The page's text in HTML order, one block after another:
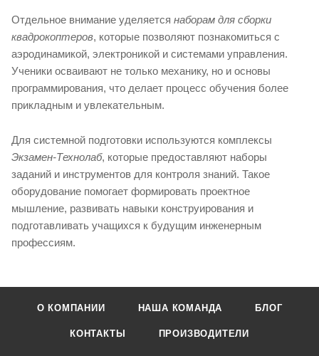
Отдельное внимание уделяется наборам для сборки
квадрокоптеров, которые позволяют познакомиться с
аэродинамикой, электроникой и системами управления.
Ученики осваивают не только механику, но и основы
программирования, что делает процесс обучения более
прикладным и увлекательным.
Для системной подготовки используются комплексы
Экзамен-Технолаб, которые предоставляют наборы
заданий и инструментов для контроля знаний. Такое
оборудование помогает формировать проектное
мышление, развивать навыки конструирования и
подготавливать учащихся к будущим инженерным
профессиям.
О КОМПАНИИ НАША КОМАНДА БЛОГ
КОНТАКТЫ ПРОИЗВОДИТЕЛИ